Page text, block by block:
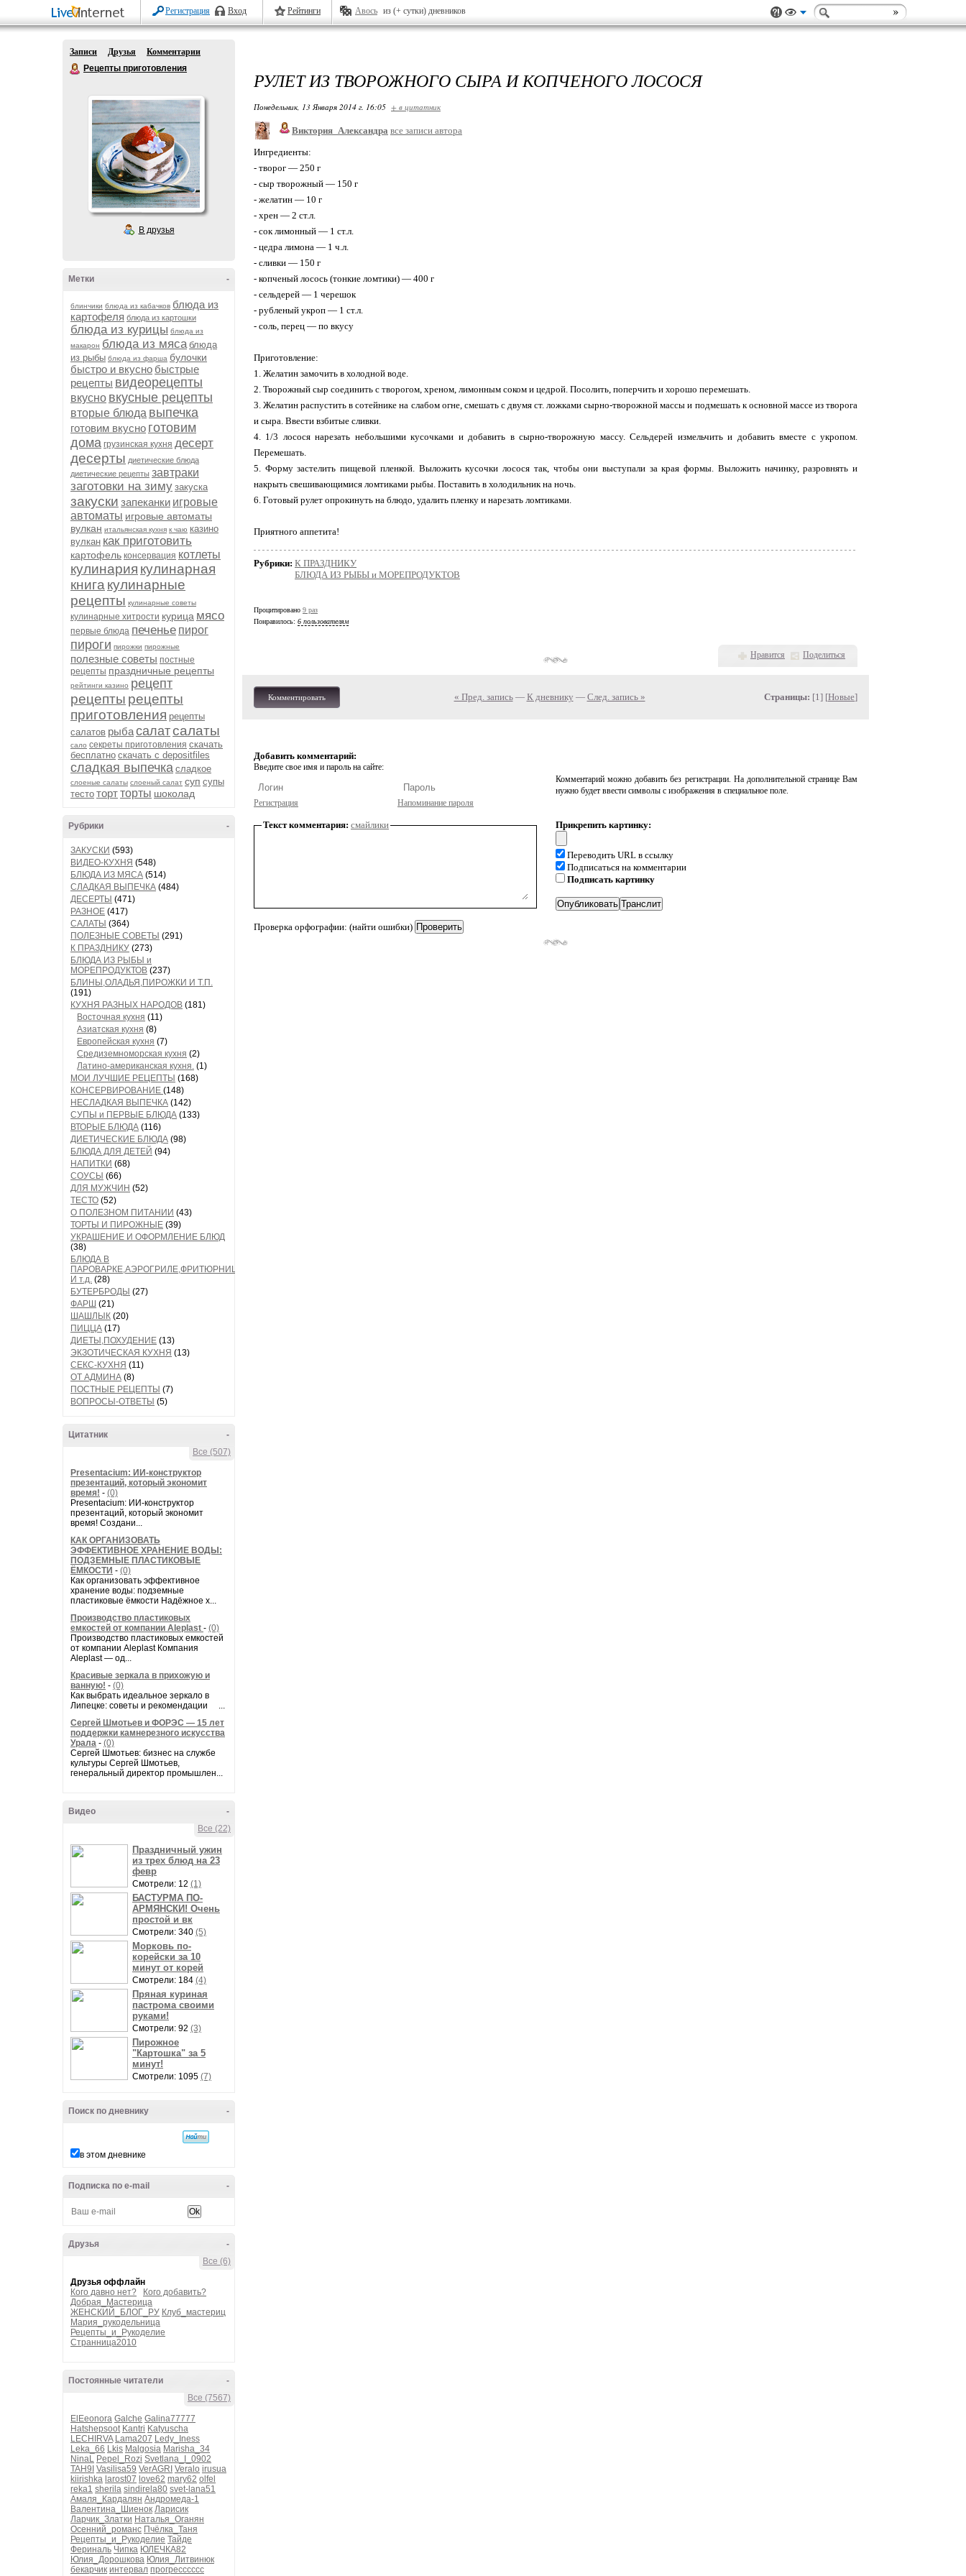
Регистрация Вход Рейтинги Авось из (+ сутки) дневников
Записи Друзья
Комментарии
Рецепты приготовления
В друзья
-
Метки
блинчики блюда из кабачков блюда из
картофеля блюда из картошки
блюда из курицы блюда из
макарон блюда из мяса блюда
из рыбы блюда из фарша булочки
быстро и вкусно быстрые
рецепты видеорецепты
вкусно вкусные рецепты
вторые блюда выпечка
готовим вкусно готовим
дома грузинская кухня десерт
десерты диетические блюда
диетические рецепты завтраки
заготовки на зиму закуска
закуски запеканки игровые
автоматы игровые автоматы
вулкан итальянская кухня к чаю казино
вулкан как приготовить
картофель консервация котлеты
кулинария кулинарная
книга кулинарные
рецепты кулинарные советы
кулинарные хитрости курица мясо
первые блюда печенье пирог
пироги пирожки пирожные
полезные советы постные
рецепты праздничные рецепты
рейтинги казино рецепт
рецепты рецепты
приготовления рецепты
салатов рыбасалатсалаты
сало секреты приготовления скачать
бесплатно скачать с depositfiles
сладкая выпечка сладкое
слоеные салаты слоеный салат суп супы
тесто тортторты шоколад
-
Рубрики
ЗАКУСКИ (593)
ВИДЕО-КУХНЯ (548)
БЛЮДА ИЗ МЯСА (514)
СЛАДКАЯ ВЫПЕЧКА (484)
ДЕСЕРТЫ (471)
РАЗНОЕ (417)
САЛАТЫ (364)
ПОЛЕЗНЫЕ СОВЕТЫ (291)
К ПРАЗДНИКУ (273)
БЛЮДА ИЗ РЫБЫ и
МОРЕПРОДУКТОВ (237)
БЛИНЫ,ОЛАДЬЯ,ПИРОЖКИ И Т.П.
(191)
КУХНЯ РАЗНЫХ НАРОДОВ (181)
Восточная кухня (11)
Азиатская кухня (8)
Европейская кухня (7)
Средиземноморская кухня (2)
Латино-американская кухня. (1)
МОИ ЛУЧШИЕ РЕЦЕПТЫ (168)
КОНСЕРВИРОВАНИЕ (148)
НЕСЛАДКАЯ ВЫПЕЧКА (142)
СУПЫ и ПЕРВЫЕ БЛЮДА (133)
ВТОРЫЕ БЛЮДА (116)
ДИЕТИЧЕСКИЕ БЛЮДА (98)
БЛЮДА ДЛЯ ДЕТЕЙ (94)
НАПИТКИ (68)
СОУСЫ (66)
ДЛЯ МУЖЧИН (52)
ТЕСТО (52)
О ПОЛЕЗНОМ ПИТАНИИ (43)
ТОРТЫ И ПИРОЖНЫЕ (39)
УКРАШЕНИЕ И ОФОРМЛЕНИЕ БЛЮД
(38)
БЛЮДА В
ПАРОВАРКЕ,АЭРОГРИЛЕ,ФРИТЮРНИЦЕ
И т.д. (28)
БУТЕРБРОДЫ (27)
ФАРШ (21)
ШАШЛЫК (20)
ПИЦЦА (17)
ДИЕТЫ,ПОХУДЕНИЕ (13)
ЭКЗОТИЧЕСКАЯ КУХНЯ (13)
СЕКС-КУХНЯ (11)
ОТ АДМИНА (8)
ПОСТНЫЕ РЕЦЕПТЫ (7)
ВОПРОСЫ-ОТВЕТЫ (5)
-
Цитатник
Все (507)
Presentacium: ИИ‑конструктор
презентаций, который экономит
время! - (0)
Presentacium: ИИ‑конструктор
презентаций, который экономит
время! Создани...
КАК ОРГАНИЗОВАТЬ
ЭФФЕКТИВНОЕ ХРАНЕНИЕ ВОДЫ:
ПОДЗЕМНЫЕ ПЛАСТИКОВЫЕ
ЁМКОСТИ - (0)
Как организовать эффективное
хранение воды: подземные
пластиковые ёмкости Надёжное х...
Производство пластиковых
емкостей от компании Aleplast - (0)
Производство пластиковых емкостей
от компании Aleplast Компания
Aleplast — од...
Красивые зеркала в прихожую и
ванную! - (0)
Как выбрать идеальное зеркало в
Липецке: советы и рекомендации ...
Сергей Шмотьев и ФОРЭС — 15 лет
поддержки камнерезного искусства
Урала - (0)
Сергей Шмотьев: бизнес на службе
культуры Сергей Шмотьев,
генеральный директор промышлен...
-
Видео
Все (22)
Праздничный ужин
из трех блюд на 23
февр
Смотрели: 12 (1)
БАСТУРМА ПО-
АРМЯНСКИ! Очень
простой и вк
Смотрели: 340 (5)
Морковь по-
корейски за 10
минут от корей
Смотрели: 184 (4)
Пряная куриная
пастрома своими
руками!
Смотрели: 92 (3)
Пирожное
"Картошка" за 5
минут!
Смотрели: 1095 (7)
-
Поиск по дневнику
в этом дневнике
-
Подписка по e-mail
-
Друзья
Все (6)
Друзья оффлайн
Кого давно нет?
Кого добавить?
Добрая_Мастерица
ЖЕНСКИЙ_БЛОГ_РУ Клуб_мастериц
Мария_рукодельница
Рецепты_и_Рукоделие
Странница2010
-
Постоянные читатели
Все (7567)
ElEeonora Galche Galina77777
Hatshepsoot Kantri Katyuscha
LECHIRVA Lama207 Ledy_Iness
Leka_66 Lkis Malgosia Marisha_34
NinaL Pepel_Rozi Svetlana_I_0902
TAH9I Vasilisa59 VerAGRI Veralo irusua
kiirishka larost07 love62 mary62 olfel
reka1 sherila sindirela80 svet-lana51
Амаля_Кардалян Андромеда-1
Валентина_Шиенок Ларисик
Ларчик_Златки Наталья_Оганян
Осенний_романс Пчёлка_Таня
Рецепты_и_Рукоделие Тайде
Фериналь Чипка ЮЛЕЧКА82
Юлия_Дорошкова Юлия_Литвинюк
бекарчик интервал прогресссссс
РУЛЕТ ИЗ ТВОРОЖНОГО СЫРА И КОПЧЕНОГО ЛОСОСЯ
Понедельник, 13 Января 2014 г. 16:05 + в цитатник
Виктория_Александра все записи автора
Ингредиенты:
- творог — 250 г
- сыр творожный — 150 г
- желатин — 10 г
- хрен — 2 ст.л.
- сок лимонный — 1 ст.л.
- цедра лимона — 1 ч.л.
- сливки — 150 г
- копченый лосось (тонкие ломтики) — 400 г
- сельдерей — 1 черешок
- рубленый укроп — 1 ст.л.
- соль, перец — по вкусу
Приготовление:
1. Желатин замочить в холодной воде.
2. Творожный сыр соединить с творогом, хреном, лимонным соком и цедрой. Посолить, поперчить и хорошо перемешать.
3. Желатин распустить в сотейнике на слабом огне, смешать с двумя ст. ложками сырно-творожной массы и подмешать к основной массе из творога
и сыра. Ввести взбитые сливки.
4. 1/3 лосося нарезать небольшими кусочками и добавить в сырно-творожную массу. Сельдерей измельчить и добавить вместе с укропом.
Перемешать.
5. Форму застелить пищевой пленкой. Выложить кусочки лосося так, чтобы они выступали за края формы. Выложить начинку, разровнять и
накрыть свешивающимися ломтиками рыбы. Поставить в холодильник на ночь.
6. Готовый рулет опрокинуть на блюдо, удалить пленку и нарезать ломтиками.
Приятного аппетита!
Рубрики: К ПРАЗДНИКУ
БЛЮДА ИЗ РЫБЫ и МОРЕПРОДУКТОВ
Процитировано 9 раз
Понравилось: 6 пользователям
Нравится Поделиться
Комментировать « Пред. запись— К дневнику — След. запись » Страницы: [1] [Новые]
Добавить комментарий:
Введите свое имя и пароль на сайте:
Регистрация Напоминание пароля
Комментарий можно добавить без регистрации. На дополнительной странице Вам
нужно будет ввести символы с изображения в специальное поле.
Текст комментария: смайлики
Проверка орфографии: (найти ошибки)
Прикрепить картинку:
Переводить URL в ссылку
Подписаться на комментарии
Подписать картинку